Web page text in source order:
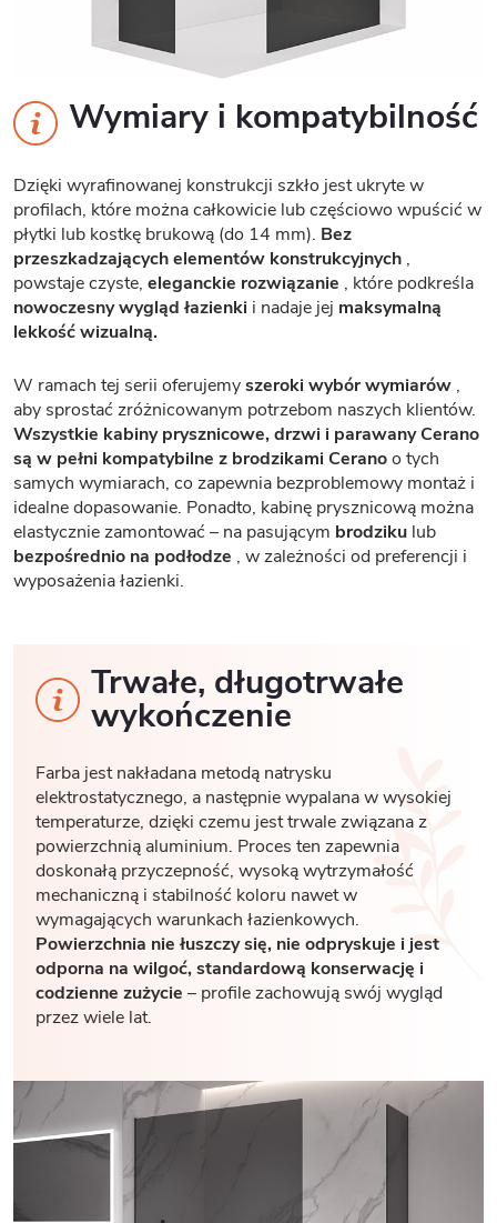
Wymiary i kompatybilność
Dzięki wyrafinowanej konstrukcji szkło jest ukryte w
profilach, które można całkowicie lub częściowo wpuścić w
płytki lub kostkę brukową (do 14 mm). Bez
przeszkadzających elementów konstrukcyjnych ,
powstaje czyste, eleganckie rozwiązanie , które podkreśla
nowoczesny wygląd łazienki i nadaje jej maksymalną
lekkość wizualną.
W ramach tej serii oferujemyszeroki wybór wymiarów ,
aby sprostać zróżnicowanym potrzebom naszych klientów.
Wszystkie kabiny prysznicowe, drzwi i parawany Cerano
są w pełni kompatybilne z brodzikami Ceranoo tych
samych wymiarach, co zapewnia bezproblemowy montaż i
idealne dopasowanie. Ponadto, kabinę prysznicową można
elastycznie zamontować – na pasującym brodziku lub
bezpośrednio na podłodze , w zależności od preferencji i
wyposażenia łazienki.
Trwałe, długotrwałe
wykończenie
Farba jest nakładana metodą natrysku
elektrostatycznego, a następnie wypalana w wysokiej
temperaturze, dzięki czemu jest trwale związana z
powierzchnią aluminium. Proces ten zapewnia
doskonałą przyczepność, wysoką wytrzymałość
mechaniczną i stabilność koloru nawet w
wymagających warunkach łazienkowych.
Powierzchnia nie łuszczy się, nie odpryskuje i jest
odporna na wilgoć, standardową konserwację i
codzienne zużycie – profile zachowują swój wygląd
przez wiele lat.